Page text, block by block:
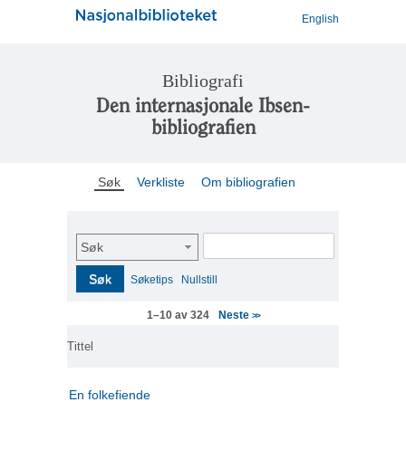
English
Bibliografi
Den internasjonale Ibsen-
bibliografien
Søk Verkliste Om bibliografien
Søk
Søk Søketips Nullstill
1–10 av 324 Neste >>
Tittel
En folkefiende